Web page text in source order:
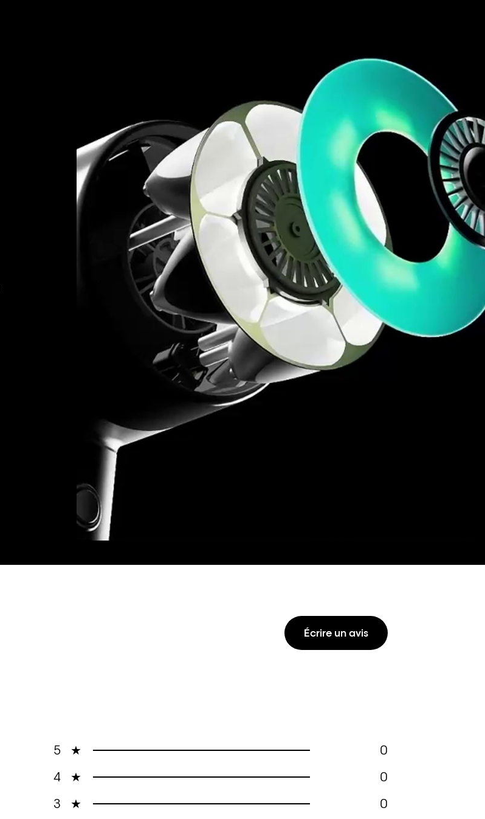
Écrire un avis
5 ★
0
4
★
0
3
★ 0